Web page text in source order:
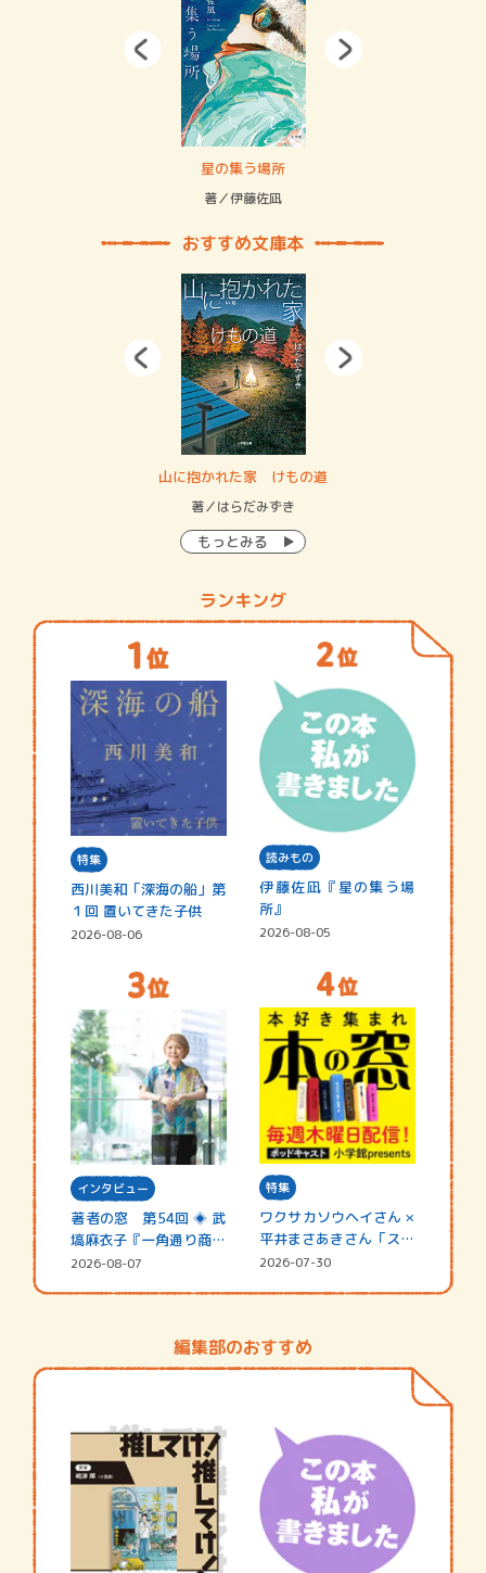
星の集う場所
著／伊藤佐凪
おすすめ文庫本
山に抱かれた家 けもの道
著／はらだみずき
もっとみる
ランキング
特集
西川美和「深海の船」第
１回 置いてきた子供
2026-08-06
読みもの
伊藤佐凪『星の集う場
所』
2026-08-05
インタビュー
著者の窓 第54回 ◈ 武
塙麻衣子『一角通り商店
街の…
2026-08-07
特集
ワクサカソウヘイさん ×
平井まさあきさん「スペ
シャ…
2026-07-30
編集部のおすすめ